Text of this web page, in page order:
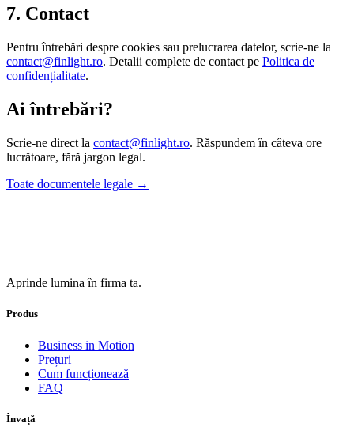
7. Contact
Pentru întrebări despre cookies sau prelucrarea datelor, scrie-ne la
contact@finlight.ro. Detalii complete de contact pe Politica de
confidențialitate.
Ai întrebări?
Scrie-ne direct la contact@finlight.ro. Răspundem în câteva ore
lucrătoare, fără jargon legal.
Toate documentele legale →
Aprinde lumina în firma ta.
Produs
Business in Motion
Prețuri
Cum funcționează
FAQ
Învață